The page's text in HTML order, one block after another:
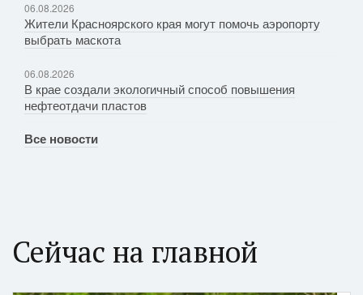
06.08.2026
Жители Красноярского края могут помочь аэропорту
выбрать маскота
06.08.2026
В крае создали экологичный способ повышения
нефтеотдачи пластов
Все новости
Сейчас на главной